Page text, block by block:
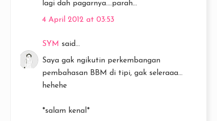
lagi dah pagarnya....parah...
4 April 2012 at 03:53
SYM said...
Saya gak ngikutin perkembangan
pembahasan BBM di tipi, gak seleraaa...
hehehe
*salam kenal*